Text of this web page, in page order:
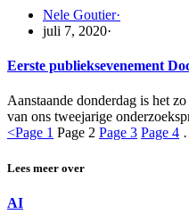
Nele Goutier·
juli 7, 2020·
Eerste publieksevenement
Aanstaande donderdag is het
van ons tweejarige
<Page 1 Page 2 Page 3 Page 4
Lees meer over
AI